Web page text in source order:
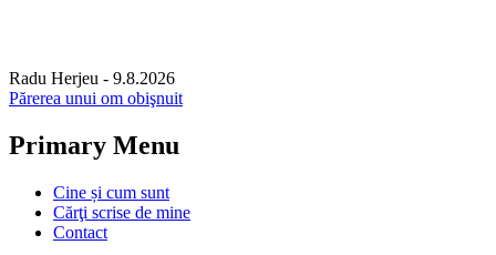
Radu Herjeu - 9.8.2026
Părerea unui om obişnuit
Primary Menu
Skip
content
Cine și cum sunt
Cărţi scrise de mine
Contact